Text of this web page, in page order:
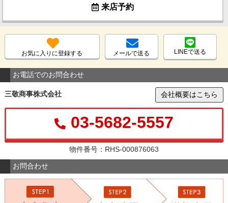
来店予約
お気に入りに登録する メールで送る LINEで送る
お電話でのお問合わせ
三敬商事株式会社 会社概要はこちら
03-5682-5557
物件番号：RHS-000876063
お問合わせ